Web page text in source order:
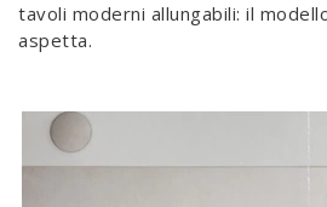
tavoli moderni allungabili: il
aspetta.